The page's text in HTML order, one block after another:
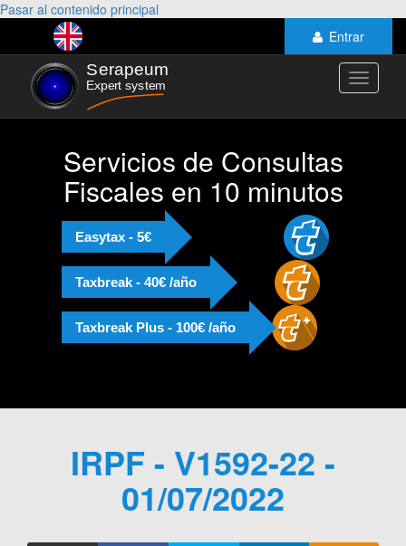
Pasar al contenido principal
Entrar
Toggle
Servicios de Consultas
Fiscales en 10 minutos
Easytax - 5€
Taxbreak - 40€ /año
Taxbreak Plus - 100€ /año
IRPF - V1592-22 -
01/07/2022